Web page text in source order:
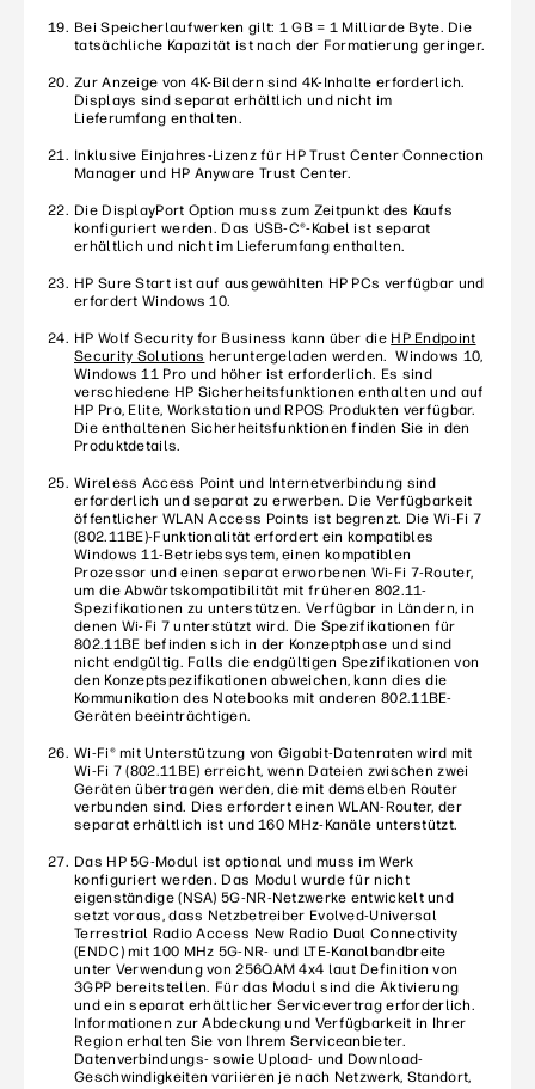
Bei Speicherlaufwerken gilt: 1 GB = 1 Milliarde Byte. Die
tatsächliche Kapazität ist nach der Formatierung geringer.
Zur Anzeige von 4K-Bildern sind 4K-Inhalte erforderlich.
Displays sind separat erhältlich und nicht im
Lieferumfang enthalten.
Inklusive Einjahres-Lizenz für HP Trust Center Connection
Manager und HP Anyware Trust Center.
Die DisplayPort Option muss zum Zeitpunkt des Kaufs
konfiguriert werden. Das USB-C®-Kabel ist separat
erhältlich und nicht im Lieferumfang enthalten.
HP Sure Start ist auf ausgewählten HP PCs verfügbar und
erfordert Windows 10.
HP Wolf Security for Business kann über die HP Endpoint
Security Solutions heruntergeladen werden. Windows 10,
Windows 11 Pro und höher ist erforderlich. Es sind
verschiedene HP Sicherheitsfunktionen enthalten und auf
HP Pro, Elite, Workstation und RPOS Produkten verfügbar.
Die enthaltenen Sicherheitsfunktionen finden Sie in den
Produktdetails.
Wireless Access Point und Internetverbindung sind
erforderlich und separat zu erwerben. Die Verfügbarkeit
öffentlicher WLAN Access Points ist begrenzt. Die Wi-Fi 7
(802.11BE)-Funktionalität erfordert ein kompatibles
Windows 11-Betriebssystem, einen kompatiblen
Prozessor und einen separat erworbenen Wi-Fi 7-Router,
um die Abwärtskompatibilität mit früheren 802.11-
Spezifikationen zu unterstützen. Verfügbar in Ländern, in
denen Wi-Fi 7 unterstützt wird. Die Spezifikationen für
802.11BE befinden sich in der Konzeptphase und sind
nicht endgültig. Falls die endgültigen Spezifikationen von
den Konzeptspezifikationen abweichen, kann dies die
Kommunikation des Notebooks mit anderen 802.11BE-
Geräten beeinträchtigen.
Wi-Fi® mit Unterstützung von Gigabit-Datenraten wird mit
Wi-Fi 7 (802.11BE) erreicht, wenn Dateien zwischen zwei
Geräten übertragen werden, die mit demselben Router
verbunden sind. Dies erfordert einen WLAN-Router, der
separat erhältlich ist und 160 MHz-Kanäle unterstützt.
Das HP 5G-Modul ist optional und muss im Werk
konfiguriert werden. Das Modul wurde für nicht
eigenständige (NSA) 5G-NR-Netzwerke entwickelt und
setzt voraus, dass Netzbetreiber Evolved-Universal
Terrestrial Radio Access New Radio Dual Connectivity
(ENDC) mit 100 MHz 5G-NR- und LTE-Kanalbandbreite
unter Verwendung von 256QAM 4x4 laut Definition von
3GPP bereitstellen. Für das Modul sind die Aktivierung
und ein separat erhältlicher Servicevertrag erforderlich.
Informationen zur Abdeckung und Verfügbarkeit in Ihrer
Region erhalten Sie von Ihrem Serviceanbieter.
Datenverbindungs- sowie Upload- und Download-
Geschwindigkeiten variieren je nach Netzwerk, Standort,